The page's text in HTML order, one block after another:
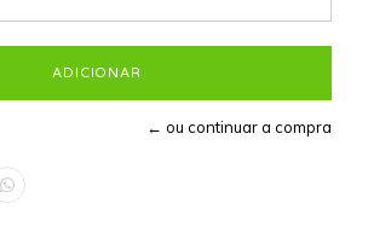
← ou continuar a compra